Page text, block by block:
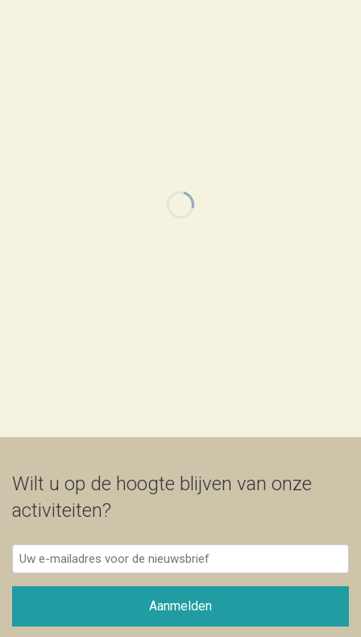
Wilt u op de hoogte blijven van onze
activiteiten?
Uw
e-
mailadres
de
Aanmelden